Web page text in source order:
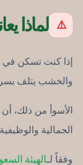
⚠️ لماذا
إذا كنت تسكن
والخشب يتلف
الأسوأ من ذلك، أن
الجمالية
وفقاً لـالهيئة